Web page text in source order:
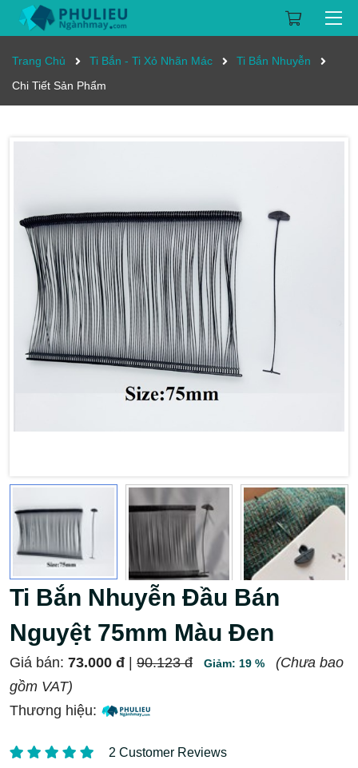
Trang Chủ Ti Bắn - Ti Xỏ Nhãn Mác
Ti Bắn Nhuyễn
Chi Tiết Sản Phẩm
Ti Bắn Nhuyễn Đầu Bán
Nguyệt 75mm Màu Đen
Giá bán: 73.000 đ 90.123 đ Giảm: 19 %
(Chưa bao
gồm VAT)
Thương hiệu:
2 Customer Reviews